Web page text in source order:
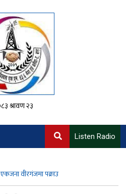
श्रावण २३
Listen Radio
वीरगंजमा पक्राउ